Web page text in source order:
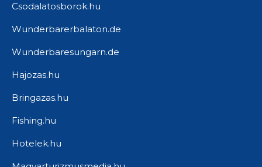
Csodalatosborok.hu
Wunderbarerbalaton.de
Wunderbaresungarn.de
Hajozas.hu
Bringazas.hu
Fishing.hu
Hotelek.hu